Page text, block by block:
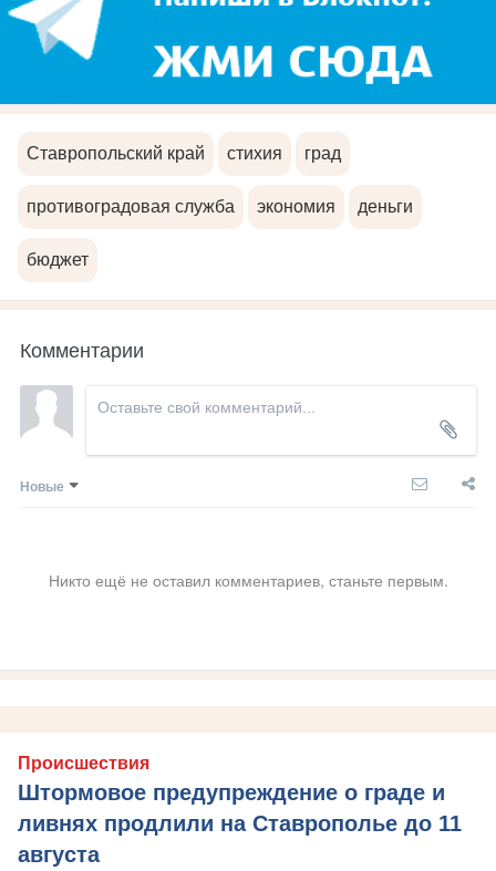
Ставропольский край стихия град
противоградовая служба экономия деньги
бюджет
Комментарии
Новые
Никто ещё не оставил комментариев, станьте первым.
Происшествия
Штормовое предупреждение о граде и
ливнях продлили на Ставрополье до 11
августа